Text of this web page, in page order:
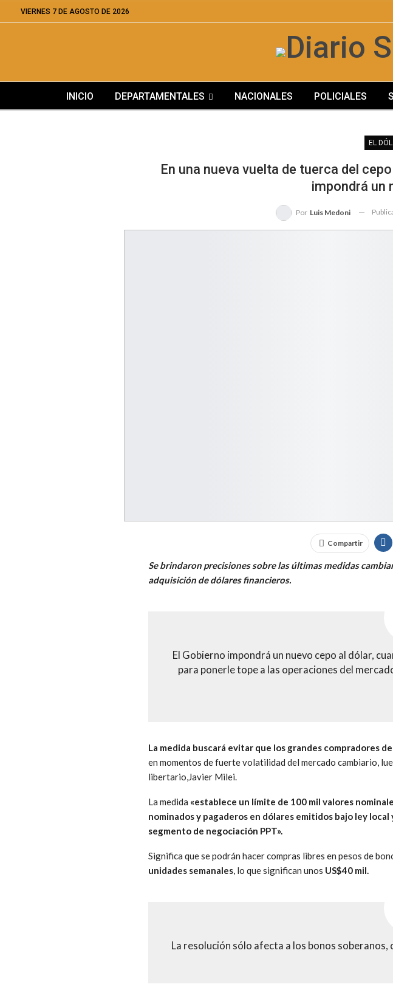
VIERNES 7 DE AGOSTO DE 2026
INICIO DEPARTAMENTALES NACIONALES POLICIALES
EL
En una nueva vuelta de tuerca del
impondrá un
Por Luis Medoni
Compartir
Se brindaron precisiones sobre las últimas medidas
adquisición de dólares financieros.
El Gobierno impondrá un nuevo cepo al dólar,
para ponerle tope a las operaciones del
La medida buscará evitar que los grandes compradores
en momentos de fuerte volatilidad del mercado cambiario,
libertario,Javier Milei.
La medida «establece un límite de 100 mil valores
nominados y pagaderos en dólares emitidos bajo ley
segmento de negociación PPT».
Significa que se podrán hacer compras libres en pesos de
unidades semanales, lo que significan unos US$40 mil.
La resolución sólo afecta a los bonos soberanos,